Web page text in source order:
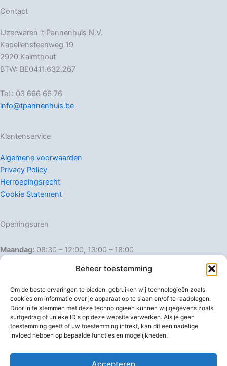
Beheer toestemming
Om de beste ervaringen te bieden, gebruiken wij technologieën zoals
cookies om informatie over je apparaat op te slaan en/of te raadplegen.
Door in te stemmen met deze technologieën kunnen wij gegevens zoals
surfgedrag of unieke ID's op deze website verwerken. Als je geen
toestemming geeft of uw toestemming intrekt, kan dit een nadelige
invloed hebben op bepaalde functies en mogelijkheden.
Accepteren
Contact
IJzerwaren ‘t Pannenhuis N.V.
Kapellensteenweg 19
2920 Kalmthout
BTW: BE0411.632.267
Tel : 03 666 66 76
info@tpannenhuis.be
Klantenservice
Algemene voorwaarden
Privacy Policy
Herroepingsrecht
Cookie Statement
Openingsuren
Maandag: 08:30 – 12:00, 13:00 – 18:00
Dinsdag:
08:30 – 12:00, 13:00 – 18:00
Donderdag: 08:30 – 12:00, 13:00 – 18:00
Vrijdag: 08:30 – 12:00, 13:00 – 18:00
Zaterdag: 08:30 – 16:00
Zondag: Gesloten